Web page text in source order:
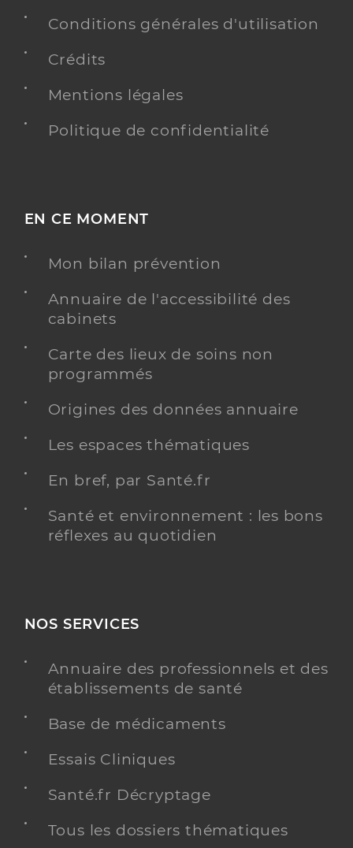
Conditions générales d'utilisation
Crédits
Mentions légales
Politique de confidentialité
EN CE MOMENT
Mon bilan prévention
Annuaire de l'accessibilité des
cabinets
Carte des lieux de soins non
programmés
Origines des données annuaire
Les espaces thématiques
En bref, par Santé.fr
Santé et environnement : les bons
réflexes au quotidien
NOS SERVICES
Annuaire des professionnels et des
établissements de santé
Base de médicaments
Essais Cliniques
Santé.fr Décryptage
Tous les dossiers thématiques